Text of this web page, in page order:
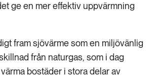
ge en mer effektiv uppvärmning
fram sjövärme som en miljövänlig
från naturgas, som i dag
bostäder i stora delar av